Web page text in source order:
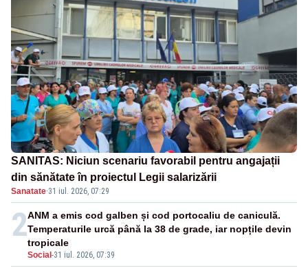
SANITAS: Niciun scenariu favorabil pentru angajații
din sănătate în proiectul Legii salarizării
Sanatate·31 iul. 2026, 07:29
2
Social -31 iul. 2026, 07:39
ANM a emis cod galben și cod portocaliu de caniculă.
Temperaturile urcă până la 38 de grade, iar nopțile devin
tropicale